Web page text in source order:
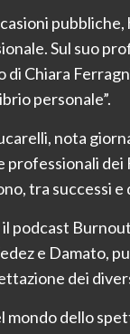
Sul suo
di Chiara
personale”.
nota
professionali
tra successi
podcast
e Damato,
dei
mondo dello